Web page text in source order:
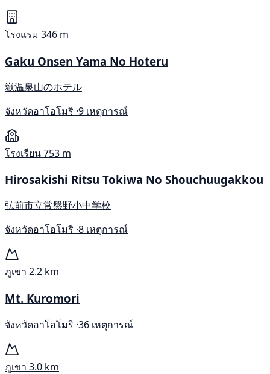
โรงแรม 346 m
Gaku Onsen Yama No Hoteru
嶽温泉山のホテル
จังหวัดอาโอโมริ ·9 เหตุการณ์
โรงเรียน753 m
Hirosakishi Ritsu Tokiwa No Shouchuugakkou
弘前市立常盤野小中学校
จังหวัดอาโอโมริ ·8 เหตุการณ์
ภูเขา 2.2 km
Mt. Kuromori
จังหวัดอาโอโมริ ·36 เหตุการณ์
ภูเขา 3.0 km